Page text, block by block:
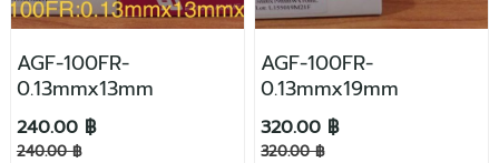
AGF-100FR-
0.13mmx13mm
240.00 ฿
240.00 ฿
AGF-100FR-
0.13mmx19mm
320.00 ฿
320.00 ฿